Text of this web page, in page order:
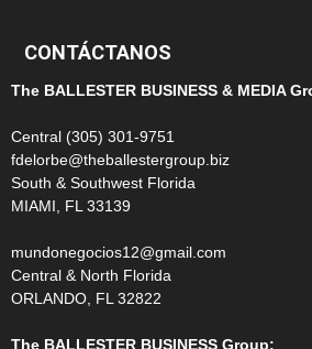
CONTÁCTANOS
The BALLESTER BUSINESS & MEDIA
Central (305) 301-9751
fdelorbe@theballestergroup.biz
South & Southwest Florida
MIAMI, FL 33139
mundonegocios12@gmail.com
Central & North Florida
ORLANDO, FL 32822
The BALLESTER BUSINESS Group: